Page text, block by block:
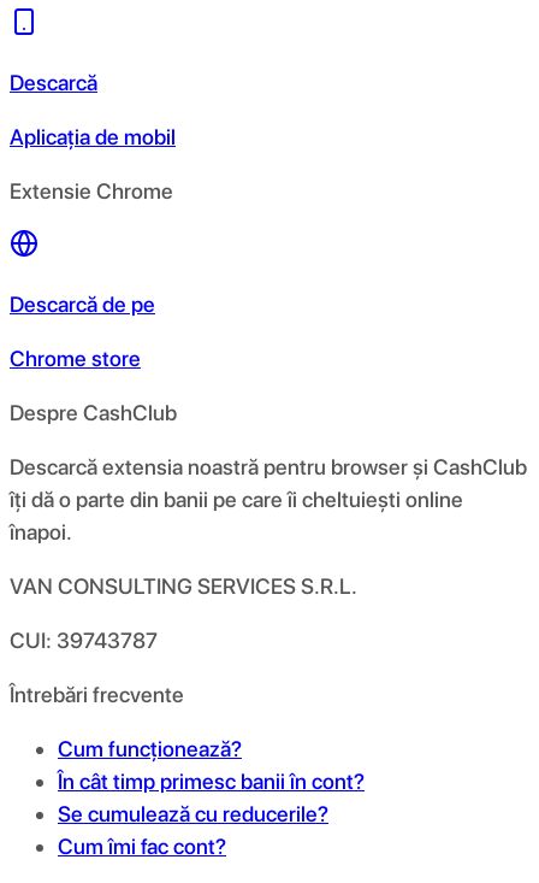
Descarcă
Aplicația de mobil
Extensie Chrome
Descarcă de pe
Chrome store
Despre CashClub
Descarcă extensia noastră pentru browser și CashClub
îți dă o parte din banii pe care îi cheltuiești online
înapoi.
VAN CONSULTING SERVICES S.R.L.
CUI: 39743787
Întrebări frecvente
Cum funcționează?
În cât timp primesc banii în cont?
Se cumulează cu reducerile?
Cum îmi fac cont?